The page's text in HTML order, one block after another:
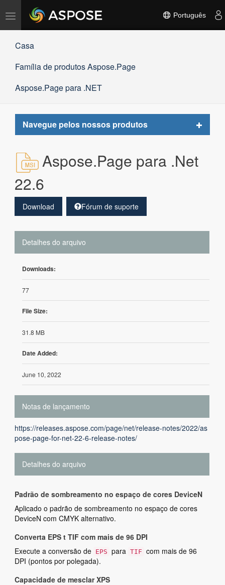
Alternar
navegação
Português
Casa
Família de produtos Aspose.Page
Aspose.Page para .NET
Navegue pelos nossos produtos
Toggle
Aspose.Page para .Net
22.6
Download Fórum de suporte
Detalhes do arquivo
Downloads:
77
File Size:
31.8 MB
Date Added:
June 10, 2022
Notas de lançamento
https://releases.aspose.com/page/net/release-notes/2022/as
pose-page-for-net-22-6-release-notes/
Detalhes do arquivo
Padrão de sombreamento no espaço de cores DeviceN
Aplicado o padrão de sombreamento no espaço de cores
DeviceN com CMYK alternativo.
Converta EPS t TIF com mais de 96 DPI
Execute a conversão de EPS para TIF com mais de 96
DPI (pontos por polegada).
Capacidade de mesclar XPS